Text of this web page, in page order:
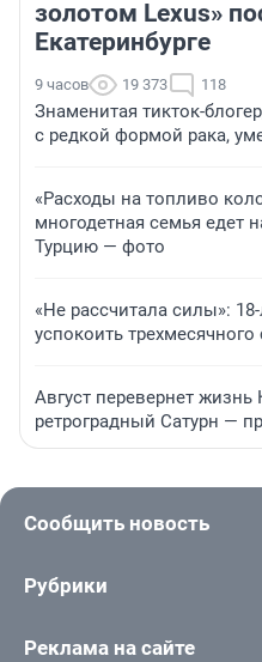
золотом Lexus»
Екатеринбурге
9 часов 19 373 118
Знаменитая тикток-
с редкой формой рака,
«Расходы на топливо
многодетная семья едет
Турцию — фото
«Не рассчитала силы»:
успокоить
Август перевернет жизнь
ретроградный Сатурн —
Сообщить новость
Рубрики
Реклама на сайте